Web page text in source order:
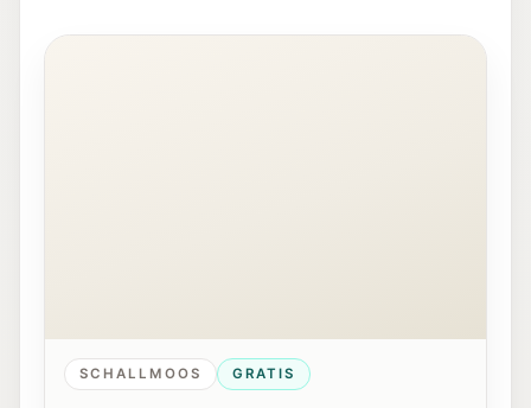
Innenansicht der Fotohof Galerie in Salzburg.
SCHALLMOOS GRATIS